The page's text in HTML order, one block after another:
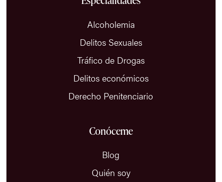
Alcoholemia
Delitos Sexuales
Tráfico de Drogas
Delitos económicos
Derecho Penitenciario
Conóceme
Blog
Quién soy